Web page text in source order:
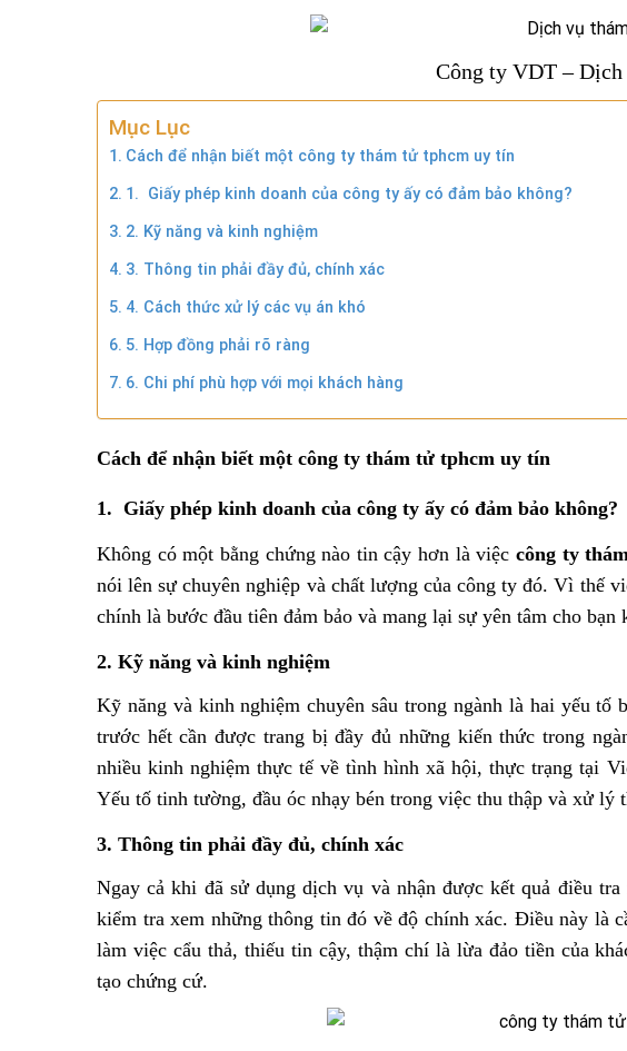
Công ty VDT –
Mục Lục
Cách để nhận biết một công ty thám tử tphcm uy tín
1. Giấy phép kinh doanh của công ty ấy có đảm bảo không?
2. Kỹ năng và kinh nghiệm
3. Thông tin phải đầy đủ, chính xác
4. Cách thức xử lý các vụ án khó
5. Hợp đồng phải rõ ràng
6. Chi phí phù hợp với mọi khách hàng
Cách để nhận biết một công ty thám tử tphcm uy tín
1. Giấy phép kinh doanh của công ty ấy có đảm bảo không?
Không có một bằng chứng nào tin cậy hơn là việc công ty
nói lên sự chuyên nghiệp và chất lượng của công ty đó. Vì thế
chính là bước đầu tiên đảm bảo và mang lại sự yên tâm cho bạn
2. Kỹ năng và kinh nghiệm
Kỹ năng và kinh nghiệm chuyên sâu trong ngành là hai yếu tố
trước hết cần được trang bị đầy đủ những kiến thức trong
nhiều kinh nghiệm thực tế về tình hình xã hội, thực trạng tại
Yếu tố tinh tường, đầu óc nhạy bén trong việc thu thập và xử lý
3. Thông tin phải đầy đủ, chính xác
Ngay cả khi đã sử dụng dịch vụ và nhận được kết quả điều
kiểm tra xem những thông tin đó về độ chính xác. Điều này là
làm việc cẩu thả, thiếu tin cậy, thậm chí là lừa đảo tiền của
tạo chứng cứ.